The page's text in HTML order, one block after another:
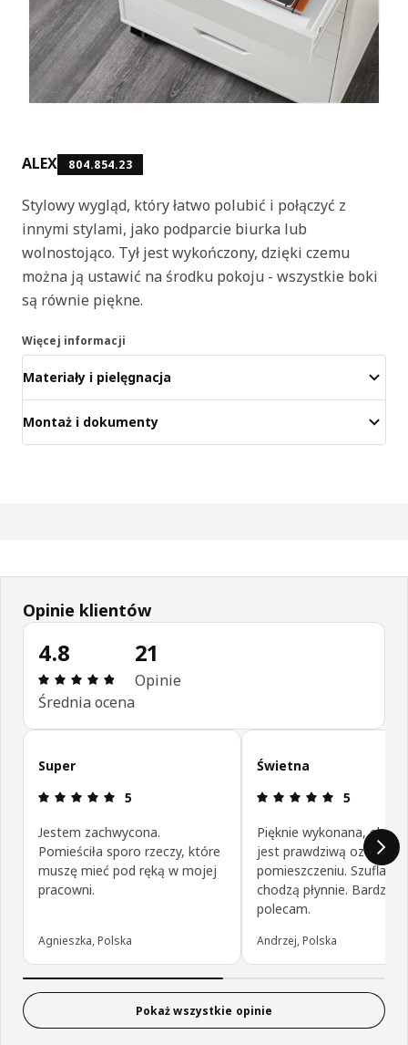
ALEX 804.854.23
Stylowy wygląd, który łatwo polubić i połączyć z
innymi stylami, jako podparcie biurka lub
wolnostojąco. Tył jest wykończony, dzięki czemu
można ją ustawić na środku pokoju - wszystkie boki
są równie piękne.
Więcej informacji
Materiały i pielęgnacja
Montaż i dokumenty
Opinie klientów
4.8
Opinia: 4.8 na 5 gwiazdki. Recenzje ogółem: 21
Średnia ocena
21
Opinie
Pomiń opinie klientów
Super
Opinia: 5 na 5 gwiazdki.
5
Jestem zachwycona.
Pomieściła sporo rzeczy, które
muszę mieć pod ręką w mojej
pracowni.
Agnieszka, Polska
Świetna
Opinia: 5
5
Pięknie wykonana,
jest prawdziwą ozdobą w
pomieszczeniu. Szuflady
chodzą płynnie. Bardzo
polecam.
Andrzej, Polska
Pokaż wszystkie opinie